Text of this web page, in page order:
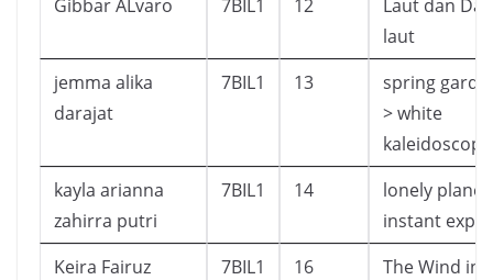
Gibbar ALvaro 7BIL1 12
Laut dan
laut
jemma alika
darajat
7BIL1 13
spring
> white
kaleidoscope
kayla arianna
zahirra putri
7BIL1 14
lonely
instant
Keira Fairuz
7BIL1 16
The Wind in